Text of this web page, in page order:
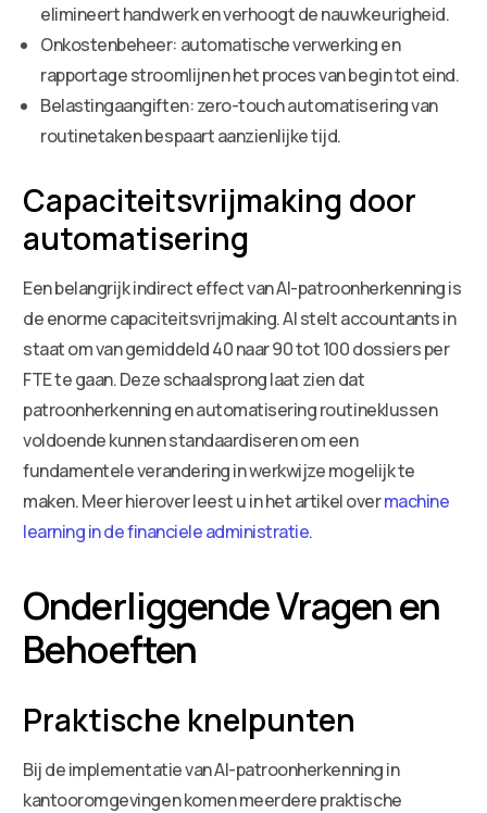
elimineert handwerk en verhoogt de nauwkeurigheid.
Onkostenbeheer: automatische verwerking en
rapportage stroomlijnen het proces van begin tot eind.
Belastingaangiften: zero-touch automatisering van
routinetaken bespaart aanzienlijke tijd.
Capaciteitsvrijmaking door
automatisering
Een belangrijk indirect effect van AI-patroonherkenning is
de enorme capaciteitsvrijmaking. AI stelt accountants in
staat om van gemiddeld 40 naar 90 tot 100 dossiers per
FTE te gaan. Deze schaalsprong laat zien dat
patroonherkenning en automatisering routineklussen
voldoende kunnen standaardiseren om een
fundamentele verandering in werkwijze mogelijk te
maken. Meer hierover leest u in het artikel overmachine
learning in de financiele administratie.
Onderliggende Vragen en
Behoeften
Praktische knelpunten
Bij de implementatie van AI-patroonherkenning in
kantooromgevingen komen meerdere praktische